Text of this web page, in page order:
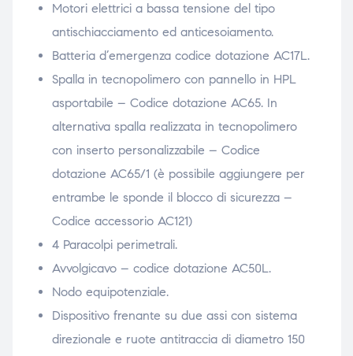
Motori elettrici a bassa tensione del tipo
antischiacciamento ed anticesoiamento.
Batteria d’emergenza codice dotazione AC17L.
Spalla in tecnopolimero con pannello in HPL
asportabile – Codice dotazione AC65. In
alternativa spalla realizzata in tecnopolimero
con inserto personalizzabile – Codice
dotazione AC65/1 (è possibile aggiungere per
entrambe le sponde il blocco di sicurezza –
Codice accessorio AC121)
4 Paracolpi perimetrali.
Avvolgicavo – codice dotazione AC50L.
Nodo equipotenziale.
Dispositivo frenante su due assi con sistema
direzionale e ruote antitraccia di diametro 150